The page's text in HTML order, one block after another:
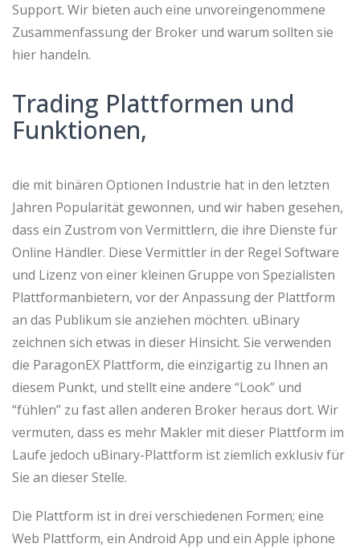
Support. Wir bieten auch eine unvoreingenommene
Zusammenfassung der Broker und warum sollten sie
hier handeln.
Trading Plattformen und
Funktionen,
die mit binären Optionen Industrie hat in den letzten
Jahren Popularität gewonnen, und wir haben gesehen,
dass ein Zustrom von Vermittlern, die ihre Dienste für
Online Händler. Diese Vermittler in der Regel Software
und Lizenz von einer kleinen Gruppe von Spezialisten
Plattformanbietern, vor der Anpassung der Plattform
an das Publikum sie anziehen möchten. uBinary
zeichnen sich etwas in dieser Hinsicht. Sie verwenden
die ParagonEX Plattform, die einzigartig zu Ihnen an
diesem Punkt, und stellt eine andere “Look” und
“fühlen” zu fast allen anderen Broker heraus dort. Wir
vermuten, dass es mehr Makler mit dieser Plattform im
Laufe jedoch uBinary-Plattform ist ziemlich exklusiv für
Sie an dieser Stelle.
Die Plattform ist in drei verschiedenen Formen; eine
Web Plattform, ein Android App und ein Apple iphone